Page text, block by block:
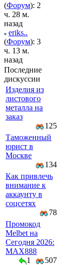
(Форум): 2
ч. 28 м.
назад
eriks..
(Форум): 3
ч. 13 м.
назад
Последние
дискуссии
Изделия из
листового
металла на
заказ
125
Таможенный
юрист в
Москве
134
Как привлечь
внимание к
аккаунту в
соцсетях
78
Промокод
Melbet на
Сегодня 2026:
MAX888
1
507